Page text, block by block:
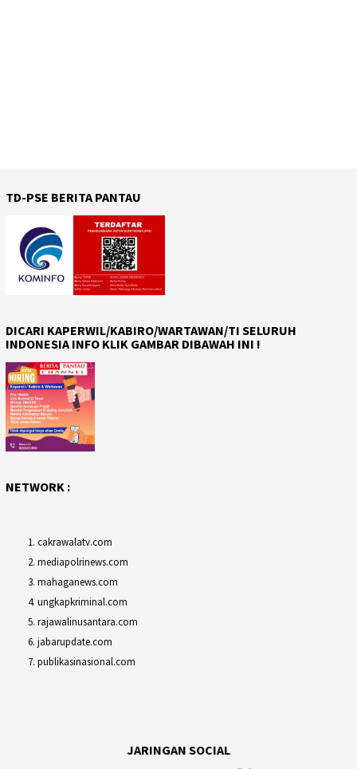
TD-PSE BERITA PANTAU
DICARI KAPERWIL/KABIRO/WARTAWAN/TI SELURUH
INDONESIA INFO KLIK GAMBAR DIBAWAH INI !
NETWORK :
cakrawalatv.com
mediapolrinews.com
mahaganews.com
ungkapkriminal.com
rajawalinusantara.com
jabarupdate.com
publikasinasional.com
JARINGAN SOCIAL